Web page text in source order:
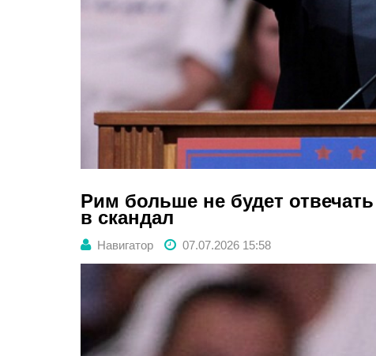
Рим больше не будет
в скандал
Навигатор 07.07.2026 15:58